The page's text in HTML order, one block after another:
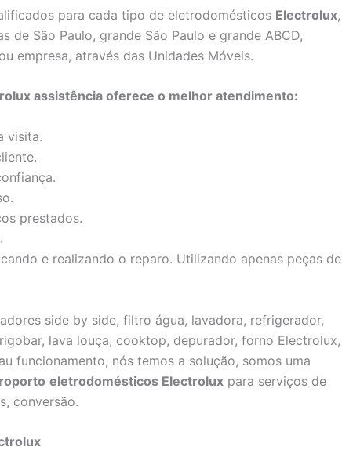
para cada tipo de eletrodomésticos Electrolux,
de São Paulo, grande São Paulo e grande ABCD,
empresa, através das Unidades Móveis.
assistência oferece o melhor atendimento:
visita.
prestados.
.
e realizando o reparo. Utilizando apenas peças de
side by side, filtro água, lavadora, refrigerador,
lava louça, cooktop, depurador, forno Electrolux,
funcionamento, nós temos a solução, somos uma
eletrodomésticos Electrolux para serviços de
conversão.